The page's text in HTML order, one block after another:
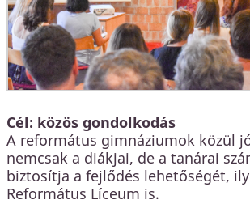
Cél: közös gondolkodás
A református gimnáziumok közül
nemcsak a diákjai, de a tanárai
biztosítja a fejlődés lehetőségét,
Református Líceum is.